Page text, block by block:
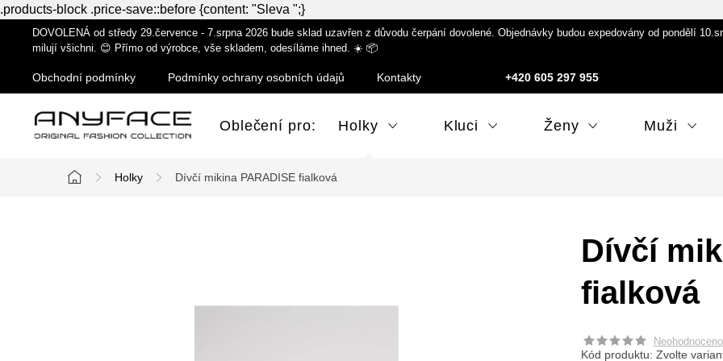
.products-block .price-save::before {content: "Sleva ";}
DOVOLENÁ od středy 29.července - 7.srpna 2026 bude sklad uzavřen z důvodu čerpání dovolené. Objednávky budou expedovány od pondělí
milují všichni. 😊 Přímo od výrobce, vše skladem, odesíláme ihned. ☀️ 📦
+420 605 297 955
Obchodní podmínky Podmínky ochrany osobních údajů Kontakty
Oblečení pro: Holky Kluci Ženy Muži
Domů
Holky Dívčí mikina PARADISE fialková
Dívčí
fialková
Neohodnoceno
Kód produktu: Zvolte